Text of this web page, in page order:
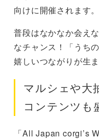
向けに開催されます。
普段はなかなか会え
なチャンス！「うち
嬉しいつながりが生
マルシェや大
コンテンツも
「All Japan corgi’s